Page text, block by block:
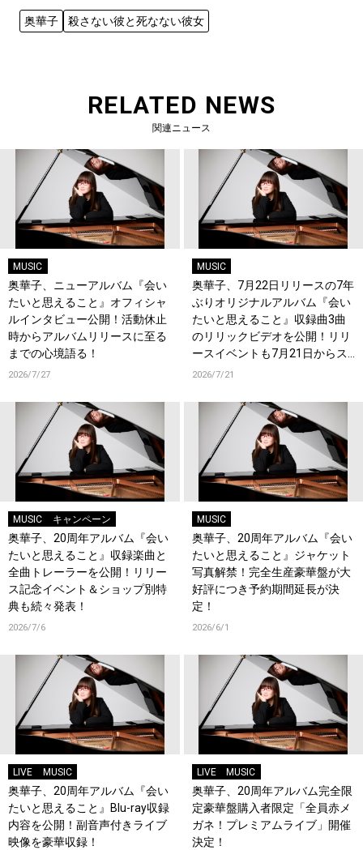
奥華子 殺さない彼と死なない彼女
RELATED NEWS
関連ニュース
MUSIC
奥華子、ニューアルバム『会い
たいと思えること』オフィシャ
ルインタビュー公開！活動休止
時からアルバムリリースに至る
までの心境語る！
2026/7/27
MUSIC
奥華子、7月22日リリースの7年
ぶりオリジナルアルバム『会い
たいと思えること』収録曲3曲
のリリックビデオを公開！リリ
ースイベントも7月21日からス
タート！
2026/7/21
MUSIC キャンペーン
奥華子、20周年アルバム『会い
たいと思えること』収録楽曲と
全曲トレーラーを公開！リリー
ス記念イベント＆ショップ別特
典も続々発表！
2026/7/6
MUSIC
奥華子、20周年アルバム『会い
たいと思えること』ジャケット
写真解禁！完全生産豪華盤が大
好評につき予約期間延長が決
定！
2026/6/1
LIVE MUSIC
奥華子、20周年アルバム『会い
たいと思えること』Blu-ray収録
内容を公開！副音声付きライブ
映像を豪華収録！
LIVE MUSIC
奥華子、20周年アルバム完全限
定豪華盤購入者限定「全員赤メ
ガネ！プレミアムライブ」開催
決定！